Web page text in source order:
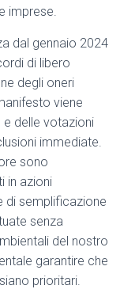
imprese.
dal gennaio 2024
di libero
degli oneri
viene
delle votazioni
immediate.
sono
in azioni
di semplificazione
senza
del nostro
garantire che
prioritari.